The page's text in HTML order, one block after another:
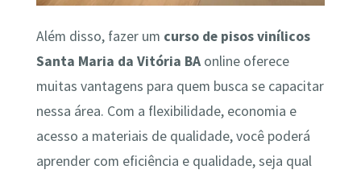
Além disso, fazer um curso de pisos vinílicos
Santa Maria da Vitória BAonline oferece
muitas vantagens para quem busca se capacitar
nessa área. Com a flexibilidade, economia e
acesso a materiais de qualidade, você poderá
aprender com eficiência e qualidade, seja qual